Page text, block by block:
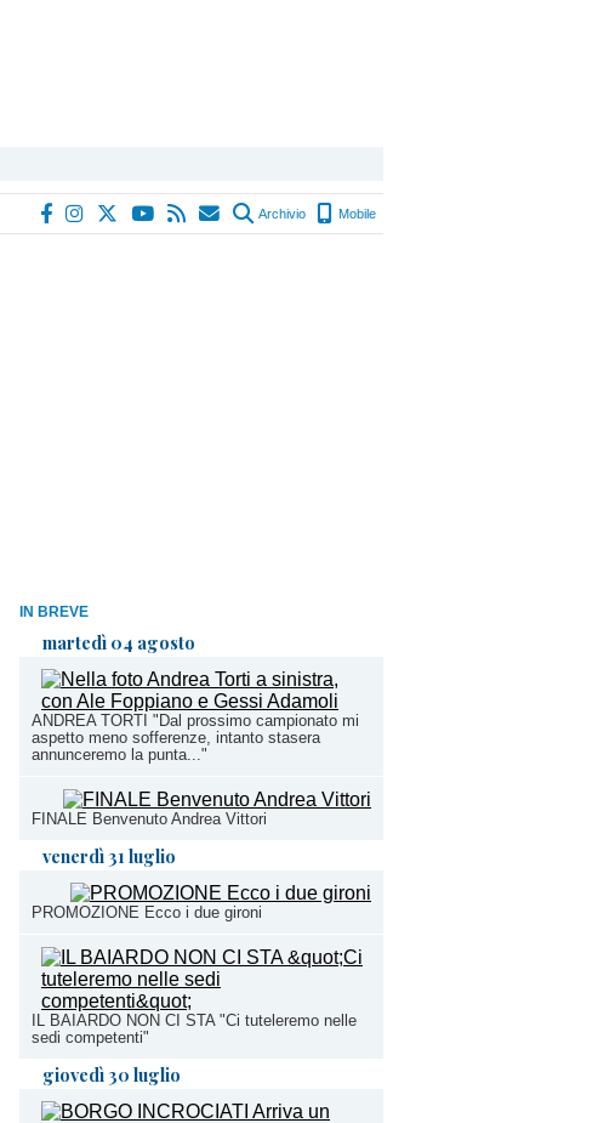
Archivio Mobile
IN BREVE
martedì 04 agosto
ANDREA TORTI "Dal prossimo campionato mi
aspetto meno sofferenze, intanto stasera
annunceremo la punta..."
FINALE Benvenuto Andrea Vittori
venerdì 31 luglio
PROMOZIONE Ecco i due gironi
IL BAIARDO NON CI STA "Ci tuteleremo nelle
sedi competenti"
giovedì 30 luglio